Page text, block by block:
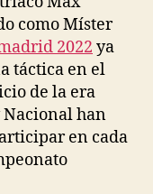
como Míster
2022 ya
táctica en el
de la era
Nacional han
en cada